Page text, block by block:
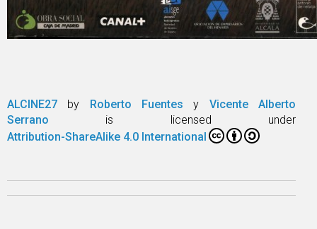
ALCINE27 by Roberto Fuentes y Vicente Alberto
Serrano is licensed under
Attribution-ShareAlike 4.0 International